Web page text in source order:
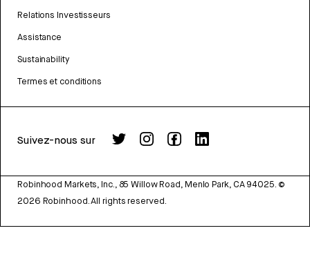
Relations Investisseurs
Assistance
Sustainability
Termes et conditions
Suivez-nous sur
Robinhood Markets, Inc., 85 Willow Road, Menlo Park, CA 94025. ©
2026 Robinhood. All rights reserved.